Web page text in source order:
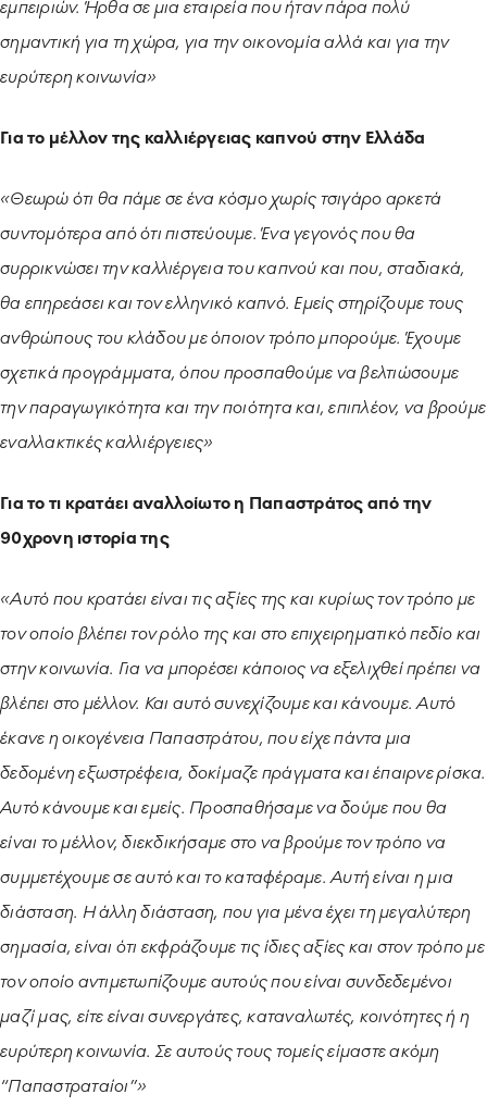
εμπειριών. Ήρθα σε μια εταιρεία που ήταν πάρα πολύ
σημαντική για τη χώρα, για την οικονομία αλλά και για την
ευρύτερη κοινωνία»
Για το μέλλον της καλλιέργειας καπνού στην Ελλάδα
«Θεωρώ ότι θα πάμε σε ένα κόσμο χωρίς τσιγάρο αρκετά
συντομότερα από ότι πιστεύουμε. Ένα γεγονός που θα
συρρικνώσει την καλλιέργεια του καπνού και που, σταδιακά,
θα επηρεάσει και τον ελληνικό καπνό. Εμείς στηρίζουμε τους
ανθρώπους του κλάδου με όποιον τρόπο μπορούμε. Έχουμε
σχετικά προγράμματα, όπου προσπαθούμε να βελτιώσουμε
την παραγωγικότητα και την ποιότητα και, επιπλέον, να βρούμε
εναλλακτικές καλλιέργειες»
Για το τι κρατάει αναλλοίωτο η Παπαστράτος από την
90χρονη ιστορία της
«Αυτό που κρατάει είναι τις αξίες της και κυρίως τον τρόπο με
τον οποίο βλέπει τον ρόλο της και στο επιχειρηματικό πεδίο και
στην κοινωνία. Για να μπορέσει κάποιος να εξελιχθεί πρέπει να
βλέπει στο μέλλον. Και αυτό συνεχίζουμε και κάνουμε. Αυτό
έκανε η οικογένεια Παπαστράτου, που είχε πάντα μια
δεδομένη εξωστρέφεια, δοκίμαζε πράγματα και έπαιρνε ρίσκα.
Αυτό κάνουμε και εμείς. Προσπαθήσαμε να δούμε που θα
είναι το μέλλον, διεκδικήσαμε στο να βρούμε τον τρόπο να
συμμετέχουμε σε αυτό και το καταφέραμε. Αυτή είναι η μια
διάσταση. Η άλλη διάσταση, που για μένα έχει τη μεγαλύτερη
σημασία, είναι ότι εκφράζουμε τις ίδιες αξίες και στον τρόπο με
τον οποίο αντιμετωπίζουμε αυτούς που είναι συνδεδεμένοι
μαζί μας, είτε είναι συνεργάτες, καταναλωτές, κοινότητες ή η
ευρύτερη κοινωνία. Σε αυτούς τους τομείς είμαστε ακόμη
“Παπαστραταίοι”»